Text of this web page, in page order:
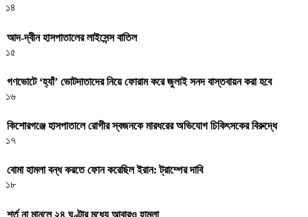
১৪
আদ-দ্বীন হাসপাতালের লাইসেন্স বাতিল
১৫
গণভোটে ‘হ্যাঁ’ ভোটদাতাদের নিয়ে ফোরাম করে জুলাই সনদ বাস্তবায়ন করা হবে
১৬
কিশোরগঞ্জে হাসপাতালে রোগীর স্বজনকে মারধরের অভিযোগ চিকিৎসকের বিরুদ্ধে
১৭
বোমা হামলা বন্ধ করতে ফোন করেছিল ইরান: ট্রাম্পের দাবি
১৮
শর্ত না মানলে ২৪ ঘণ্টার মধ্যে আবারও হামলা